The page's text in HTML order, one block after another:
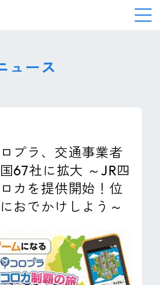
ュース
プラ、交通事業者
67社に拡大 ～JR四
カを提供開始！位
おでかけしよう～